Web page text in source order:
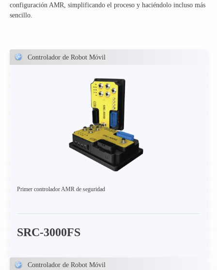
configuración AMR, simplificando el proceso y haciéndolo incluso más
sencillo.
Controlador de Robot Móvil
Primer controlador AMR de seguridad
SRC-3000FS
Controlador de Robot Móvil